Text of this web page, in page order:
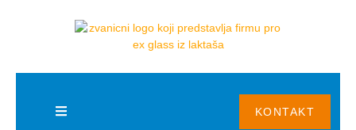
KONTAKT